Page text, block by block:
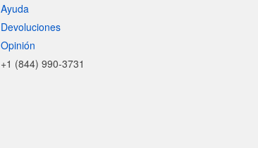
Ayuda
Devoluciones
Opinión
+1 (844) 990-3731